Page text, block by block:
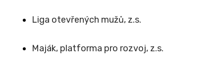
Liga otevřených mužů, z.s.
Maják, platforma pro rozvoj, z.s.